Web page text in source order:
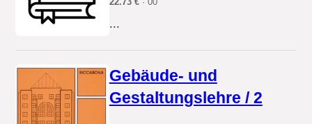
...
Gebäude- und
Gestaltungslehre / 2